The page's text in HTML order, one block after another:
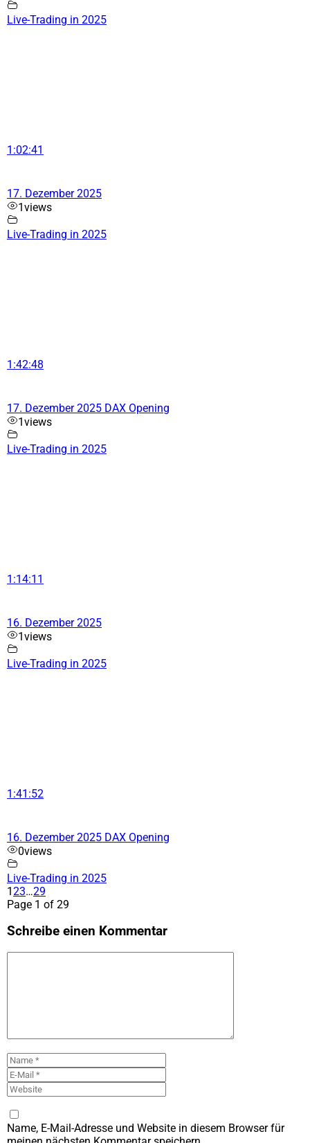
Live-Trading in 2025
1:02:41
17. Dezember 2025
1views
Live-Trading in 2025
1:42:48
17. Dezember 2025 DAX Opening
1views
Live-Trading in 2025
1:14:11
16. Dezember 2025
1views
Live-Trading in 2025
1:41:52
16. Dezember 2025 DAX Opening
0views
Live-Trading in 2025
123…29
Page 1 of 29
Schreibe einen Kommentar
Name
Mail
Name, E-Mail-Adresse und Website in diesem Browser für